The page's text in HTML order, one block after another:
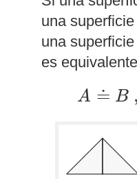
una
una
es
A ≐ B ,
A ≐